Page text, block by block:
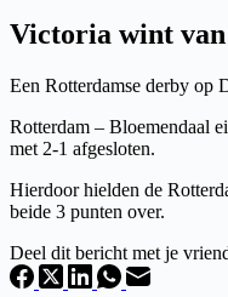
Victoria wint
Een Rotterdamse derby op
Rotterdam – Bloemendaal
met 2-1 afgesloten.
Hierdoor hielden de
beide 3 punten over.
Deel dit bericht met je